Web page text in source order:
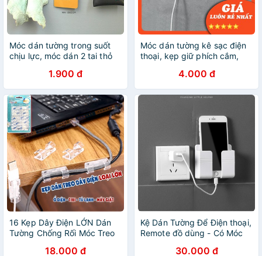
Móc dán tường trong suốt
chịu lực, móc dán 2 tai thỏ
1.900 đ
Móc dán tường kê sạc điện
thoại, kẹp giữ phích cắm,
điện Genkoli4.000 đ
16 Kẹp Dây Điện LỚN Dán
Tường Chống Rối Móc Treo
Keo 3M Siêu Dính
18.000 đ
Kệ Dán Tường Để Điện thoại,
Remote đồ dùng - Có Móc
30.000 đ